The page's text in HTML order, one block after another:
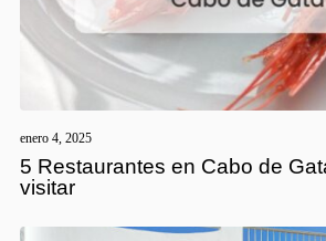
enero 4, 2025
5 Restaurantes en Cabo de
visitar